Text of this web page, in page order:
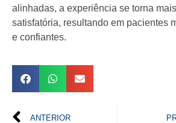
alinhadas, a experiência se torna mais
satisfatória, resultando em pacientes
e confiantes.
ANTERIOR